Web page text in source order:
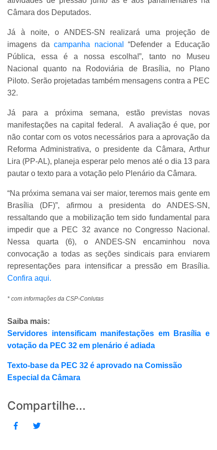
Câmara dos Deputados.
Já à noite, o ANDES-SN realizará uma projeção de
imagens da campanha nacional “Defender a Educação
Pública, essa é a nossa escolha!”, tanto no Museu
Nacional quanto na Rodoviária de Brasília, no Plano
Piloto. Serão projetadas também mensagens contra a PEC
32.
Já para a próxima semana, estão previstas novas
manifestações na capital federal. A avaliação é que, por
não contar com os votos necessários para a aprovação da
Reforma Administrativa, o presidente da Câmara, Arthur
Lira (PP-AL), planeja esperar pelo menos até o dia 13 para
pautar o texto para a votação pelo Plenário da Câmara.
“Na próxima semana vai ser maior, teremos mais gente em
Brasília (DF)”, afirmou a presidenta do ANDES-SN,
ressaltando que a mobilização tem sido fundamental para
impedir que a PEC 32 avance no Congresso Nacional.
Nessa quarta (6), o ANDES-SN encaminhou nova
convocação a todas as seções sindicais para enviarem
representações para intensificar a pressão em Brasília.
Confira aqui.
* com informações da CSP-Conlutas
Saiba mais:
Servidores intensificam manifestações em Brasília e
votação da PEC 32 em plenário é adiada
Texto-base da PEC 32 é aprovado na Comissão
Especial da Câmara
Compartilhe...